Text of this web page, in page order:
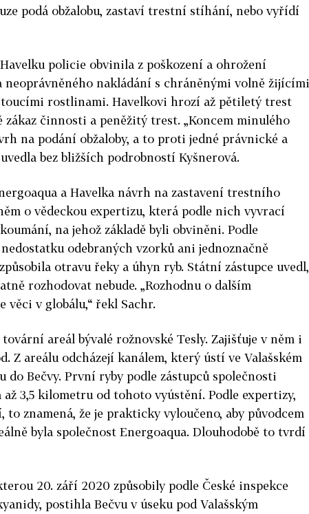
podá obžalobu, zastaví trestní stíhání, nebo vyřídí
policie obvinila z poškození a ohrožení
nakládání s chráněnými volně žijícími
rostlinami. Havelkovi hrozí až pětiletý trest
zákaz činnosti a peněžitý trest. „Koncem minulého
na podání obžaloby, a to proti jedné právnické a
bez bližších podrobností Kyšnerová.
a Havelka návrh na zastavení trestního
o vědeckou expertizu, která podle nich vyvrací
na jehož základě byli obviněni. Podle
odebraných vzorků ani jednoznačně
otravu řeky a úhyn ryb. Státní zástupce uvedl,
rozhodovat nebude. „Rozhodnu o dalším
věci v globálu,“ řekl Sachr.
areál bývalé rožnovské Tesly. Zajišťuje v něm i
Z areálu odcházejí kanálem, který ústí ve Valašském
do Bečvy. První ryby podle zástupců společnosti
až 3,5 kilometru od tohoto vyústění. Podle expertizy,
to znamená, že je prakticky vyloučeno, aby původcem
byla společnost Energoaqua. Dlouhodobě to tvrdí
20. září 2020 způsobily podle České inspekce
postihla Bečvu v úseku pod Valašským